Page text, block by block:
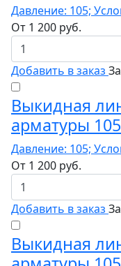
Давление: 105;
От 1 200 руб.
Добавить в заказ
Выкидная
арматуры
Давление: 105;
От 1 200 руб.
Добавить в заказ
Выкидная